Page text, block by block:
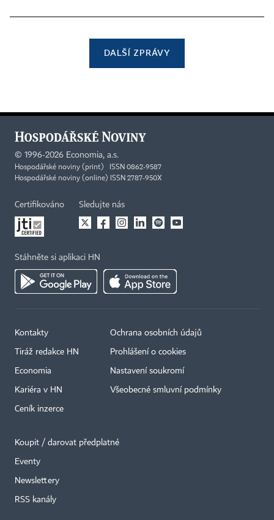
DALŠÍ ZPRÁVY
© 1996-2026 Economia, a.s.
Hospodářské noviny (print) ISSN 0862-9587
Hospodářské noviny (online) ISSN 2787-950X
Certifikováno Sledujte nás
Stáhněte si aplikaci HN
Kontakty
Tiráž redakce HN
Economia
Kariéra v HN
Ceník inzerce
Ochrana osobních údajů
Prohlášení o cookies
Nastavení soukromí
Všeobecné smluvní podmínky
Koupit / darovat předplatné
Eventy
Newslettery
RSS kanály